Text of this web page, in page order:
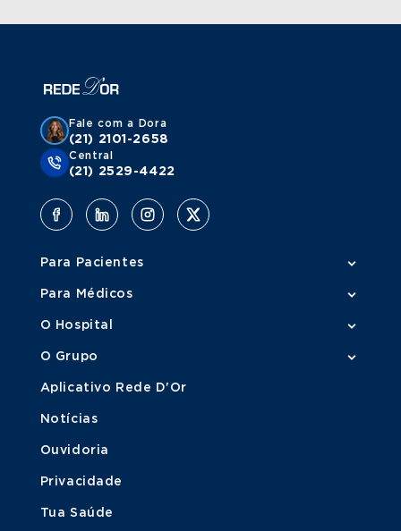
Fale com a Dora
(21) 2101-2658
Central
(21) 2529-4422
Para Pacientes
Para Médicos
O Hospital
O Grupo
Aplicativo Rede D'Or
Notícias
Ouvidoria
Privacidade
Tua Saúde